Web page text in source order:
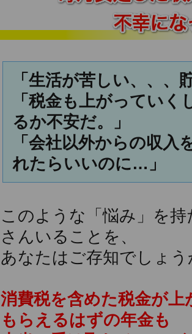
「生活が苦しい、、
「税金も上がってい
るか不安だ。」
「会社以外からの収
れたらいいのに…」
このような「悩み」を
さんいることを、
あなたはご存知でしょう
消費税を含めた税金が
もらえるはずの年金も